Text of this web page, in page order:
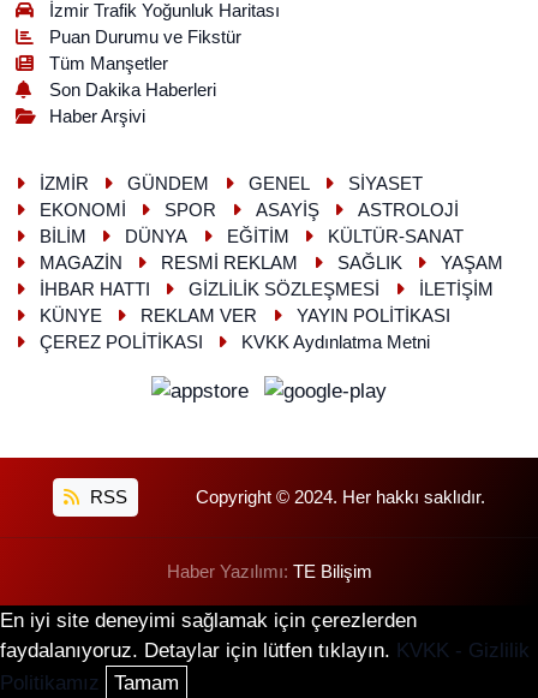
İzmir Trafik Yoğunluk Haritası
Puan Durumu ve Fikstür
Tüm Manşetler
Son Dakika Haberleri
Haber Arşivi
İZMİR GÜNDEM GENEL
SİYASET
EKONOMİ
SPOR ASAYİŞ
ASTROLOJİ
BİLİM
DÜNYA EĞİTİM
KÜLTÜR-SANAT
MAGAZİN
RESMİ REKLAM SAĞLIK
YAŞAM
İHBAR HATTI
GİZLİLİK SÖZLEŞMESİ
İLETİŞİM
KÜNYE
REKLAM VER
YAYIN POLİTİKASI
ÇEREZ POLİTİKASI
KVKK Aydınlatma Metni
RSS Copyright © 2024. Her hakkı saklıdır.
Haber Yazılımı: TE Bilişim
En iyi site deneyimi sağlamak için çerezlerden
faydalanıyoruz. Detaylar için lütfen tıklayın. KVKK - Gizlilik
Politikamız
Tamam